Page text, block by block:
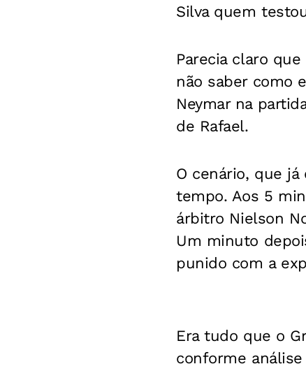
Silva quem
Parecia claro
não saber como
Neymar na
de Rafael.
O cenário, que
tempo. Aos 5
árbitro Nielson
Um minuto
punido com a
Era tudo que o
conforme